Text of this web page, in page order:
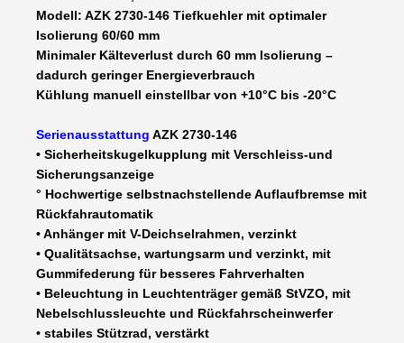
1446
2000
mm
km/h
möglich
Menge
Modell: AZK 2730-146 Tiefkuehler mit optimaler
Isolierung 60/60 mm
Minimaler Kälteverlust durch 60 mm Isolierung –
dadurch geringer Energieverbrauch
Kühlung manuell einstellbar von +10°C bis -20°C
Serienausstattung AZK 2730-146
• Sicherheitskugelkupplung mit Verschleiss-und
Sicherungsanzeige
° Hochwertige selbstnachstellende Auflaufbremse mit
Rückfahrautomatik
• Anhänger mit V-Deichselrahmen, verzinkt
• Qualitätsachse, wartungsarm und verzinkt, mit
Gummifederung für besseres Fahrverhalten
• Beleuchtung in Leuchtenträger gemäß StVZO, mit
Nebelschlussleuchte und Rückfahrscheinwerfer
• stabiles Stützrad, verstärkt